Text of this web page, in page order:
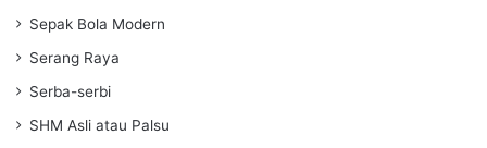
Sepak Bola Modern
Serang Raya
Serba-serbi
SHM Asli atau Palsu